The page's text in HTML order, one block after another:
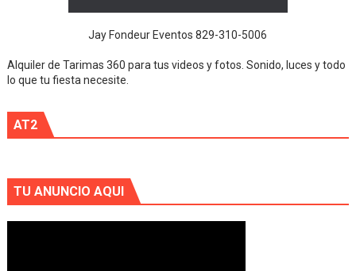
Jay Fondeur Eventos 829-310-5006
Alquiler de Tarimas 360 para tus videos y fotos. Sonido, luces y todo
lo que tu fiesta necesite.
AT2
TU ANUNCIO AQUI